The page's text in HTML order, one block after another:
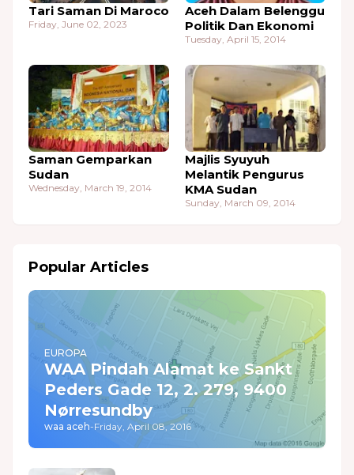
Tari Saman Di Maroco
Friday, June 02, 2023
Aceh Dalam Belenggu
Politik Dan Ekonomi
Tuesday, April 15, 2014
Saman Gemparkan
Sudan
Wednesday, March 19, 2014
Majlis Syuyuh
Melantik Pengurus
KMA Sudan
Sunday, March 09, 2014
Popular Articles
EUROPA
WAA Pindah Alamat ke Sankt
Peders Gade 12, 2. 279, 9400
Nørresundby
waa aceh-Friday, April 08, 2016